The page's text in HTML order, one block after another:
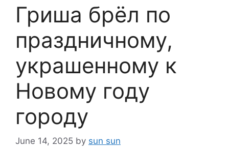
Гриша брёл по
праздничному,
украшенному к
Новому году
городу
June 14, 2025 by sun sun